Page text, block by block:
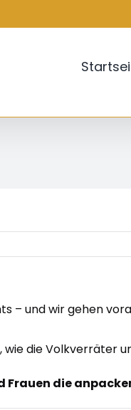
– und wir gehen
die Volkverräter
Frauen die